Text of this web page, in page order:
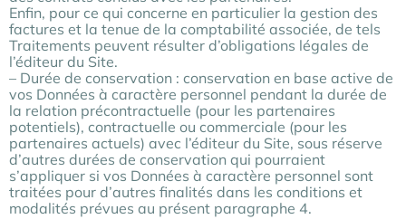
Enfin, pour ce qui concerne en particulier la gestion des
factures et la tenue de la comptabilité associée, de tels
Traitements peuvent résulter d’obligations légales de
l’éditeur du Site.
– Durée de conservation : conservation en base active de
vos Données à caractère personnel pendant la durée de
la relation précontractuelle (pour les partenaires
potentiels), contractuelle ou commerciale (pour les
partenaires actuels) avec l’éditeur du Site, sous réserve
d’autres durées de conservation qui pourraient
s’appliquer si vos Données à caractère personnel sont
traitées pour d’autres finalités dans les conditions et
modalités prévues au présent paragraphe 4.